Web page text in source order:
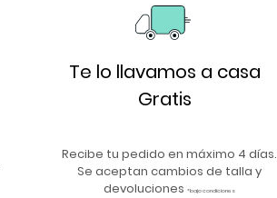
Te lo llavamos a casa
Gratis
Recibe tu pedido en máximo 4 días.
Se aceptan cambios de talla y
devoluciones *bajo condiciones